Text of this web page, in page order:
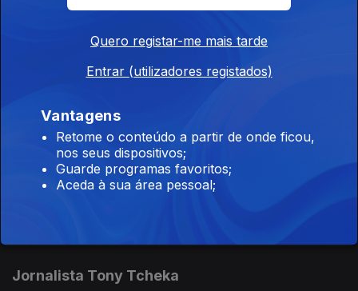
Editor e escritor Jacques dos Santos
08 abr. 2024
Poetisa Ana Paula Tavares
Jornalista Tony Tcheka
Quero registar-me mais tarde
Entrar (utilizadores registados)
Vantagens
Retome o conteúdo a partir de onde ficou,
nos seus dispositivos;
Guarde programas favoritos;
Aceda à sua área pessoal;